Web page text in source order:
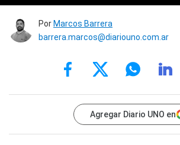
Por Marcos Barrera
barrera.marcos@diariouno.com.ar
Agregar Diario UNO en